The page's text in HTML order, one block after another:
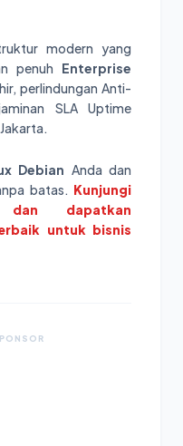
modern yang
penuh Enterprise
perlindungan Anti-
SLA Uptime
Debian Anda dan
batas. Kunjungi
dan dapatkan
untuk bisnis